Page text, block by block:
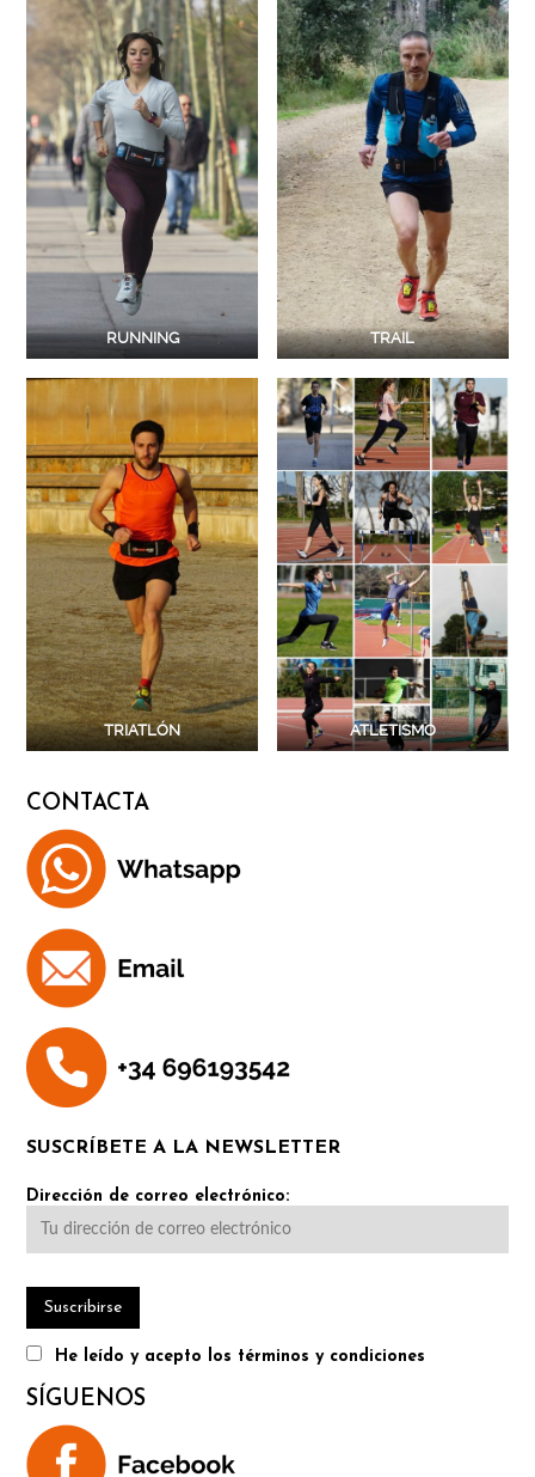
RUNNING TRAIL
TRIATLÓN ATLETISMO
CONTACTA
SUSCRÍBETE A LA NEWSLETTER
Dirección de correo electrónico:
He leído y acepto los términos y condiciones
SÍGUENOS